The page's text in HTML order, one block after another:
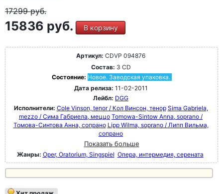
17299руб.
15836 руб. В корзину
Артикул: CDVP 094876
Состав: 3 CD
Состояние: Новое. Заводская упаковка.
Дата релиза: 11-02-2011
Лейбл: DGG
Исполнители: Cole Vinson, tenor / Кол Винсон, тенор Sima Gabriela,
mezzo / Сима Габриела, меццо Tomowa-Sintow Anna, soprano /
Томова-Синтова Анна, сопрано Lipp Wilma, soprano / Липп Вильма,
сопрано
Показать больше
Жанры: Oper, Oratorium, Singspiel Опера, интермедия, серената